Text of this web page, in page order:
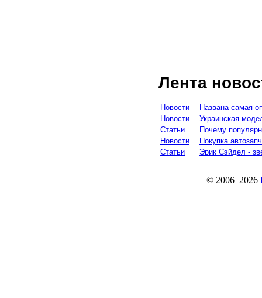
Лента
Новости
Названа самая
Новости
Украинская
Статьи
Почему
Новости
Покупка
Статьи
Эрик Сэйдел -
© 2006–2026